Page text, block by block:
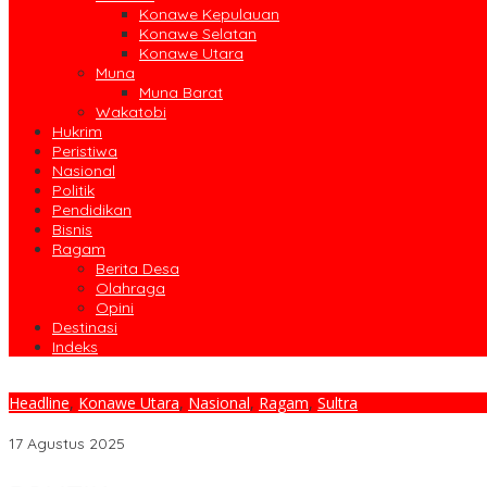
Konawe Kepulauan
Konawe Selatan
Konawe Utara
Muna
Muna Barat
Wakatobi
Hukrim
Peristiwa
Nasional
Politik
Pendidikan
Bisnis
Ragam
Berita Desa
Olahraga
Opini
Destinasi
Indeks
Headline, Konawe Utara, Nasional, Ragam, Sultra
17 Agustus 2025